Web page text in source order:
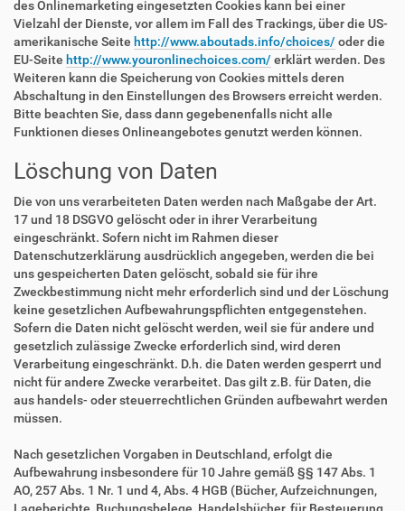
des Onlinemarketing eingesetzten Cookies kann bei einer
Vielzahl der Dienste, vor allem im Fall des Trackings, über die US-
amerikanische Seite http://www.aboutads.info/choices/ oder die
EU-Seite http://www.youronlinechoices.com/ erklärt werden. Des
Weiteren kann die Speicherung von Cookies mittels deren
Abschaltung in den Einstellungen des Browsers erreicht werden.
Bitte beachten Sie, dass dann gegebenenfalls nicht alle
Funktionen dieses Onlineangebotes genutzt werden können.
Löschung von Daten
Die von uns verarbeiteten Daten werden nach Maßgabe der Art.
17 und 18 DSGVO gelöscht oder in ihrer Verarbeitung
eingeschränkt. Sofern nicht im Rahmen dieser
Datenschutzerklärung ausdrücklich angegeben, werden die bei
uns gespeicherten Daten gelöscht, sobald sie für ihre
Zweckbestimmung nicht mehr erforderlich sind und der Löschung
keine gesetzlichen Aufbewahrungspflichten entgegenstehen.
Sofern die Daten nicht gelöscht werden, weil sie für andere und
gesetzlich zulässige Zwecke erforderlich sind, wird deren
Verarbeitung eingeschränkt. D.h. die Daten werden gesperrt und
nicht für andere Zwecke verarbeitet. Das gilt z.B. für Daten, die
aus handels- oder steuerrechtlichen Gründen aufbewahrt werden
müssen.
Nach gesetzlichen Vorgaben in Deutschland, erfolgt die
Aufbewahrung insbesondere für 10 Jahre gemäß §§ 147 Abs. 1
AO, 257 Abs. 1 Nr. 1 und 4, Abs. 4 HGB (Bücher, Aufzeichnungen,